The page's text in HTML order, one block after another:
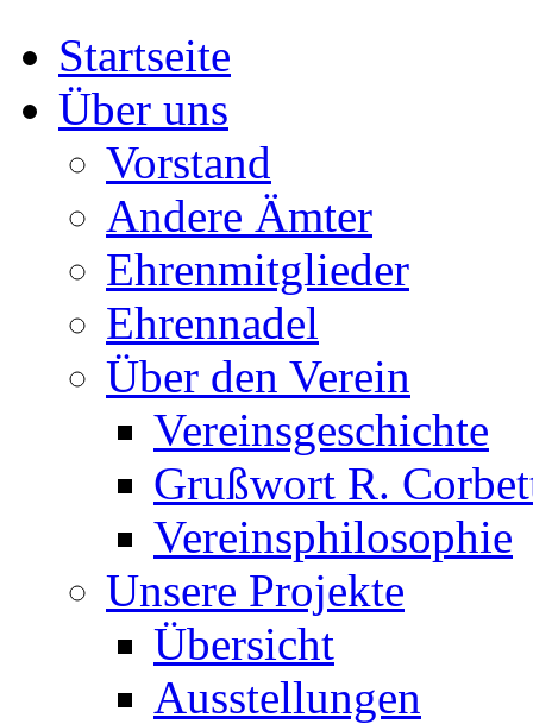
Startseite
Über uns
Vorstand
Andere Ämter
Ehrenmitglieder
Ehrennadel
Über den Verein
Vereinsgeschichte
Grußwort R.
Vereinsphilosophie
Unsere Projekte
Übersicht
Ausstellungen